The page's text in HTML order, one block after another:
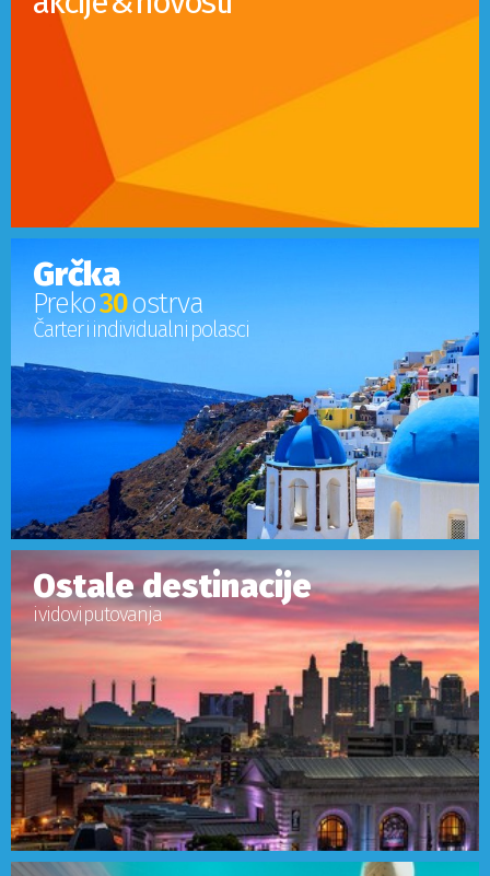
Grčka
Preko30ostrva
Čarter i individualni polasci
Ostale destinacije
i vidovi putovanja